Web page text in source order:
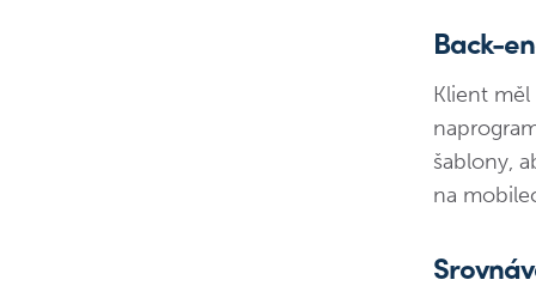
Back-
Klient
šablony,
na